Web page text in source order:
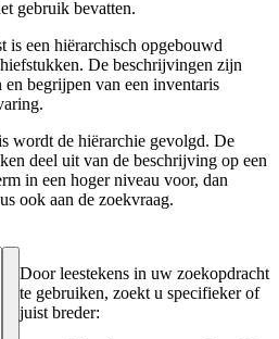
gebruik bevatten.
is een hiërarchisch opgebouwd
De beschrijvingen zijn
begrijpen van een inventaris
wordt de hiërarchie gevolgd. De
deel uit van de beschrijving op een
in een hoger niveau voor, dan
ook aan de zoekvraag.
Door leestekens in uw zoekopdracht
te gebruiken, zoekt u specifieker of
juist breder: